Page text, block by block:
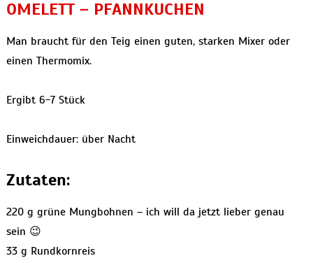
OMELETT – PFANNKUCHEN
Man braucht für den Teig einen guten, starken Mixer oder
einen Thermomix.
Ergibt 6-7 Stück
Einweichdauer: über Nacht
Zutaten:
220 g grüne Mungbohnen – ich will da jetzt lieber genau
sein 😉
33 g Rundkornreis